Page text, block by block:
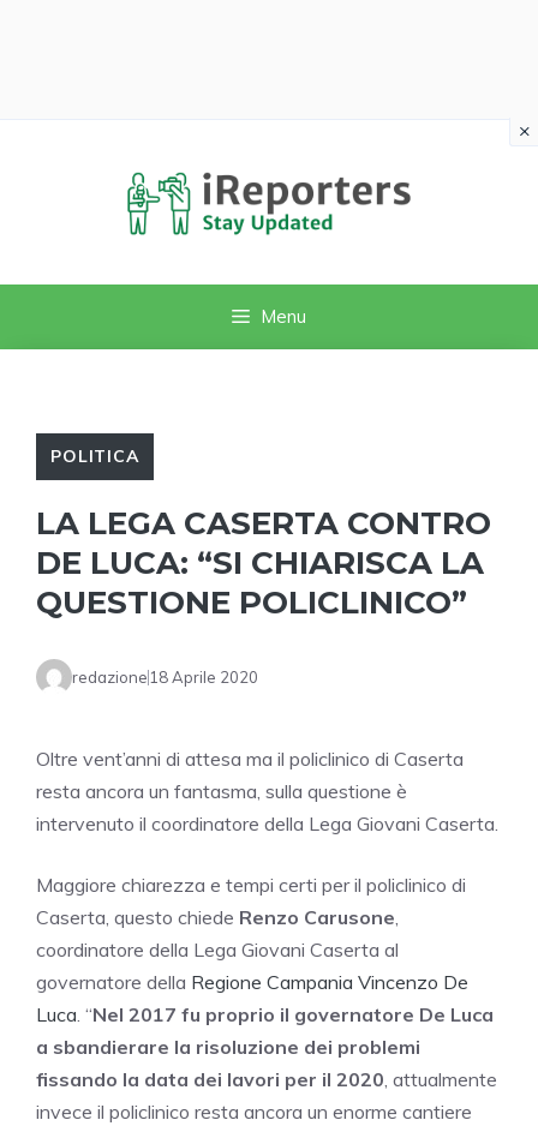
Menu
POLITICA
LA LEGA CASERTA CONTRO
DE LUCA: “SI CHIARISCA LA
QUESTIONE POLICLINICO”
redazione 18 Aprile 2020
Oltre vent’anni di attesa ma il policlinico di Caserta
resta ancora un fantasma, sulla questione è
intervenuto il coordinatore della Lega Giovani Caserta.
Maggiore chiarezza e tempi certi per il policlinico di
Caserta, questo chiede Renzo Carusone,
coordinatore della Lega Giovani Caserta al
governatore della Regione Campania Vincenzo De
Luca. “Nel 2017 fu proprio il governatore De Luca
a sbandierare la risoluzione dei problemi
fissando la data dei lavori per il 2020, attualmente
invece il policlinico resta ancora un enorme cantiere
×